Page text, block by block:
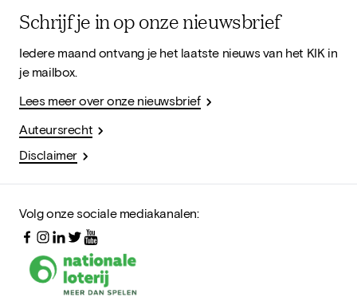
Schrijf je in op onze nieuwsbrief
Iedere maand ontvang je het laatste nieuws van het KIK in
je mailbox.
Lees meer over onze nieuwsbrief
Auteursrecht
Disclaimer
Volg onze sociale mediakanalen: